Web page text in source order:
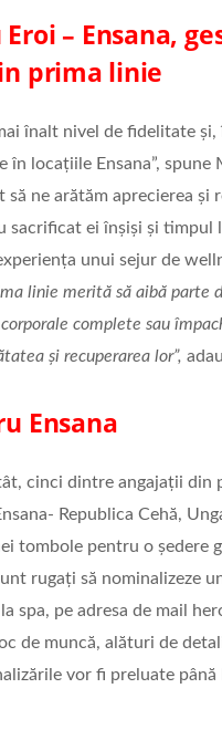
– Ensana,
prima linie
înalt nivel de fidelitate
în locațiile Ensana”,
să ne arătăm aprecierea
sacrificat ei înșiși și
unui sejur de
linie merită să aibă parte
complete sau
și recuperarea lor”,
Ensana
cinci dintre angajații din
Republica Cehă,
tombole pentru o ședere
rugați să nominalizeze
spa, pe adresa de mail
de muncă, alături de
vor fi preluate